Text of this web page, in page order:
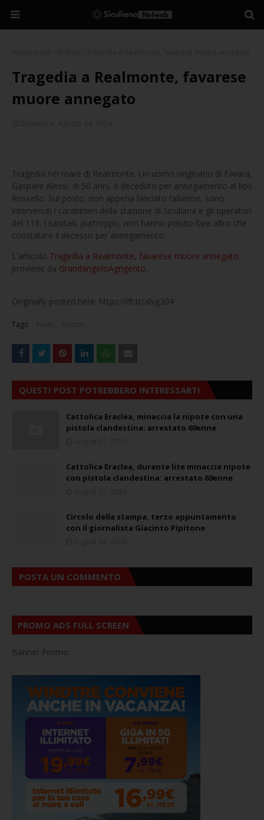
Tragedia a Realmonte, favarese
muore annegato
Tragedia nel mare di Realmonte. Un uomo originario di Favara,
Gaspare Alessi, di 50 anni, è deceduto per annegamento al lido
Rossello. Sul posto, non appena lanciato l’allarme, sono
intervenuti i carabinieri della stazione di Siculiana e gli operatori
del 118. I sanitari, purtroppo, non hanno potuto fare altro che
constatare il decesso per annegamento.
L'articolo Tragedia a Realmonte, favarese muore annegato
proviene da GrandangoloAgrigento.
Originally posted here: https://ift.tt/alvg304
Tags:
QUESTI POST POTREBBERO INTERESSARTI
Cattolica Eraclea, minaccia la nipote con una
pistola clandestina: arrestato 69enne
Cattolica Eraclea, durante lite minaccia nipote
con pistola clandestina: arrestato 69enne
Circolo della stampa, terzo appuntamento
con il giornalista Giacinto Pipitone
POSTA UN COMMENTO
PROMO ADS FULL SCREEN
Banner Promo